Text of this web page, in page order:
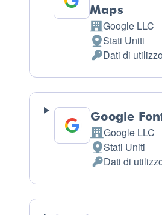
Maps
Azienda:
Google LLC
Luogo
del
trattamento:
Stati Uniti
Dati
Personali
trattati:
Dati di
Google
Azienda:
Google LLC
Luogo
del
trattamento:
Stati Uniti
Dati
Personali
trattati:
Dati di